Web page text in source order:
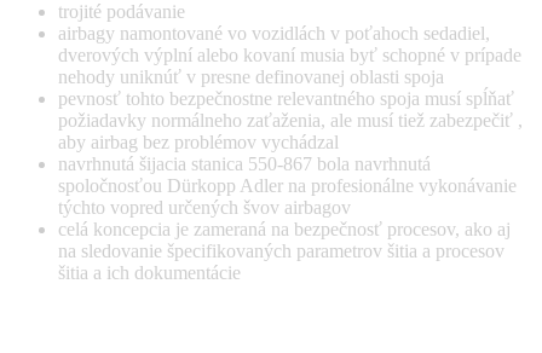
trojité podávanie
airbagy namontované vo vozidlách v poťahoch sedadiel,
dverových výplní alebo kovaní musia byť schopné v prípade
nehody uniknúť v presne definovanej oblasti spoja
pevnosť tohto bezpečnostne relevantného spoja musí spĺňať
požiadavky normálneho zaťaženia, ale musí tiež zabezpečiť ,
aby airbag bez problémov vychádzal
navrhnutá šijacia stanica 550-867 bola navrhnutá
spoločnosťou Dürkopp Adler na profesionálne vykonávanie
týchto vopred určených švov airbagov
celá koncepcia je zameraná na bezpečnosť procesov, ako aj
na sledovanie špecifikovaných parametrov šitia a procesov
šitia a ich dokumentácie